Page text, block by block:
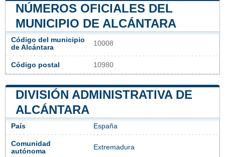
NÚMEROS OFICIALES DEL
MUNICIPIO DE ALCÁNTARA
Código del municipio
de Alcántara
10008
Código postal 10980
DIVISIÓN ADMINISTRATIVA DE
ALCÁNTARA
País España
Comunidad
autónoma
Extremadura